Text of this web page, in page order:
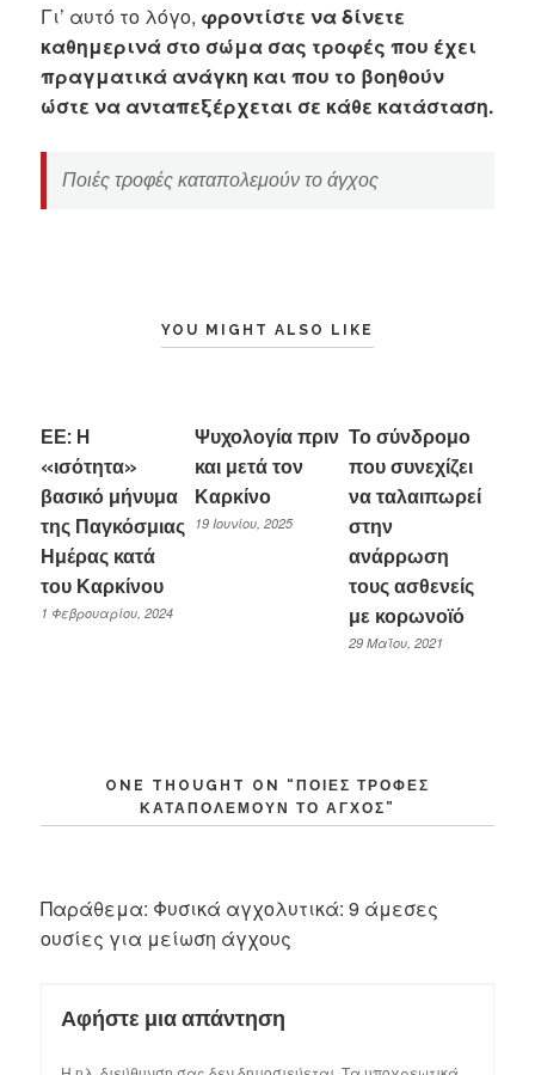
Γι’ αυτό το λόγο, φροντίστε να δίνετε
καθημερινά στο σώμα σας τροφές που έχει
πραγματικά ανάγκη και που το βοηθούν
ώστε να ανταπεξέρχεται σε κάθε κατάσταση.
Ποιές τροφές καταπολεμούν το άγχος
YOU MIGHT ALSO LIKE
ΕΕ: H
«ισότητα»
βασικό μήνυμα
της Παγκόσμιας
Ημέρας κατά
του Καρκίνου
1 Φεβρουαρίου, 2024
Ψυχολογία πριν
και μετά τον
Καρκίνο
19 Ιουνίου, 2025
Το σύνδρομο
που συνεχίζει
να ταλαιπωρεί
στην
ανάρρωση
τους ασθενείς
με κορωνοϊό
29 Μαΐου, 2021
ONE THOUGHT ON “ ΠΟΙΈΣ ΤΡΟΦΈΣ
ΚΑΤΑΠΟΛΕΜΟΎΝ ΤΟ ΆΓΧΟΣ ”
Παράθεμα: Φυσικά αγχολυτικά: 9 άμεσες
ουσίες για μείωση άγχους
Αφήστε μια απάντηση